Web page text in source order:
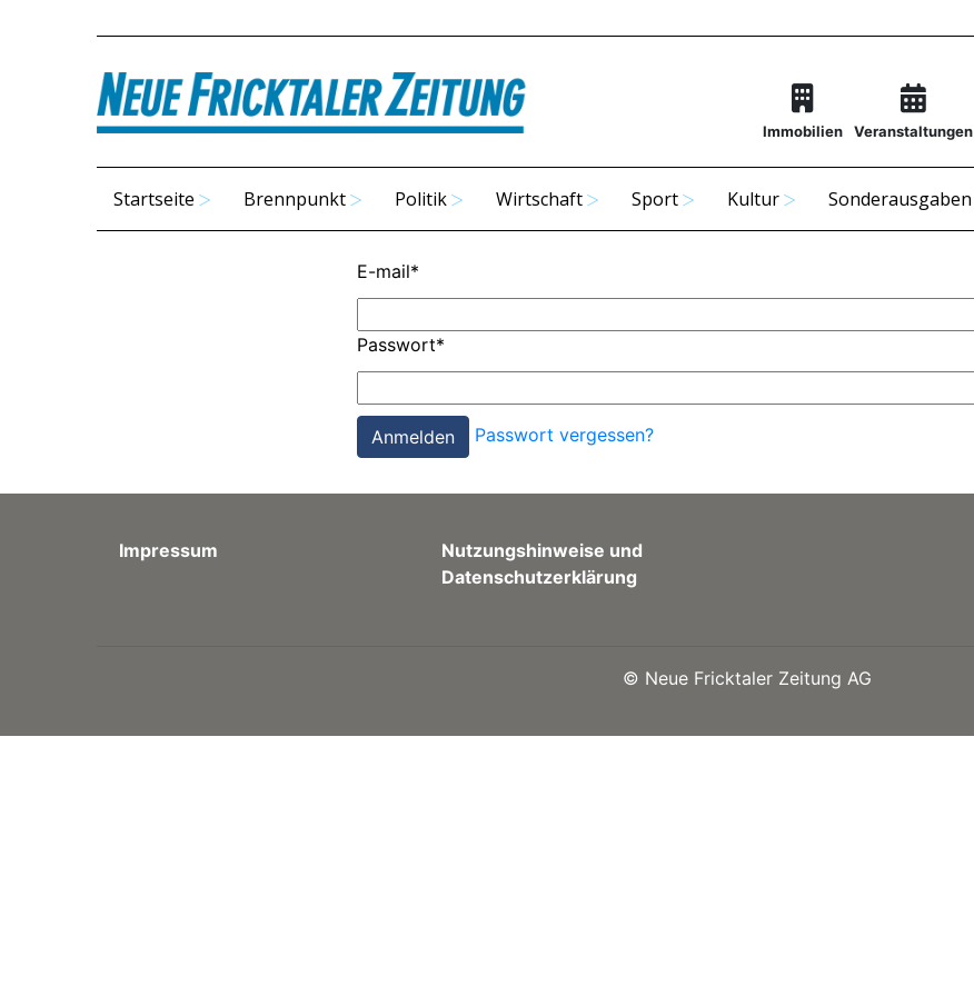
Immobilien Veranstaltungen
Startseite Brennpunkt Politik Wirtschaft Sport Kultur Sonderausgaben
E-mail*
Passwort*
Passwort vergessen?
Impressum
Nutzungshinweise und
Datenschutzerklärung
© Neue Fricktaler Zeitung AG